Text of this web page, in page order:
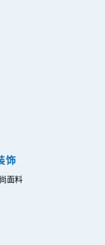
饰
面料